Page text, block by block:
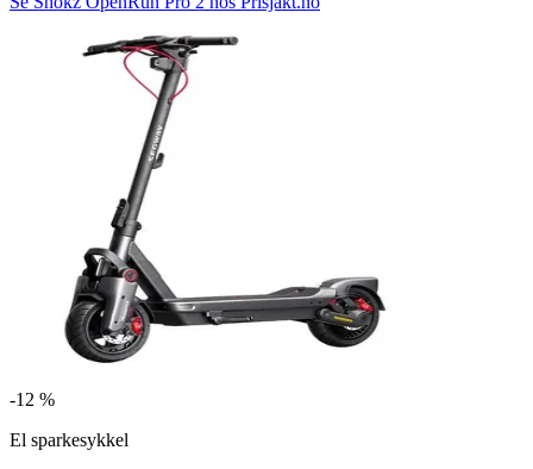
-12 %
El sparkesykkel